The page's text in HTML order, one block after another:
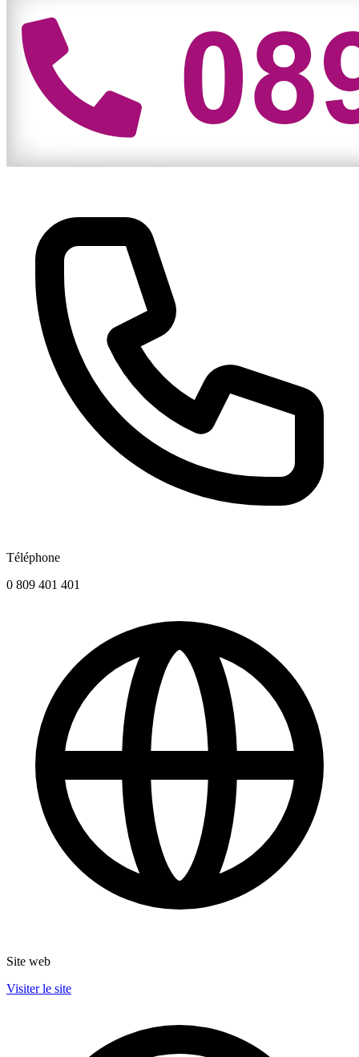
Téléphone
0 809 401 401
Site web
Visiter le site